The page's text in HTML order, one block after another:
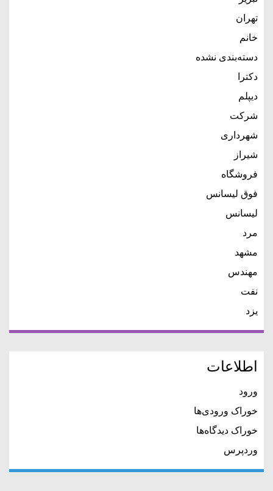
تهران
خانم
دسته‌بندی نشده
دکترا
دیپلم
شرکت
شهرداری
شیراز
فروشگاه
فوق لیسانس
لیسانس
مرد
مشهد
مهندس
نفت
یزد
اطلاعات
ورود
خوراک ورودی‌ها
خوراک دیدگاه‌ها
وردپرس